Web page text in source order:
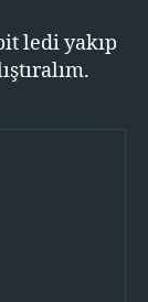
ledi yakıp